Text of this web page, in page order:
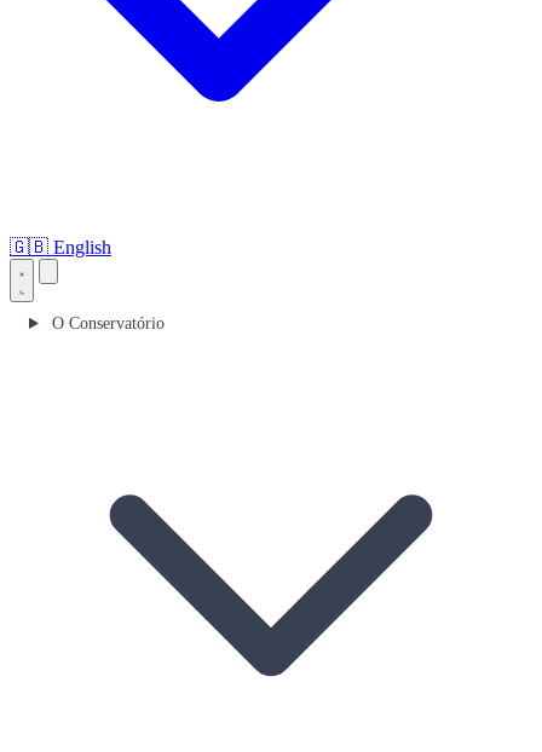
🇬🇧 English
O Conservatório